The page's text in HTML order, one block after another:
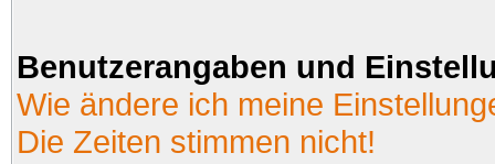
Benutzerangaben und
Wie ändere ich meine
Die Zeiten stimmen nicht!